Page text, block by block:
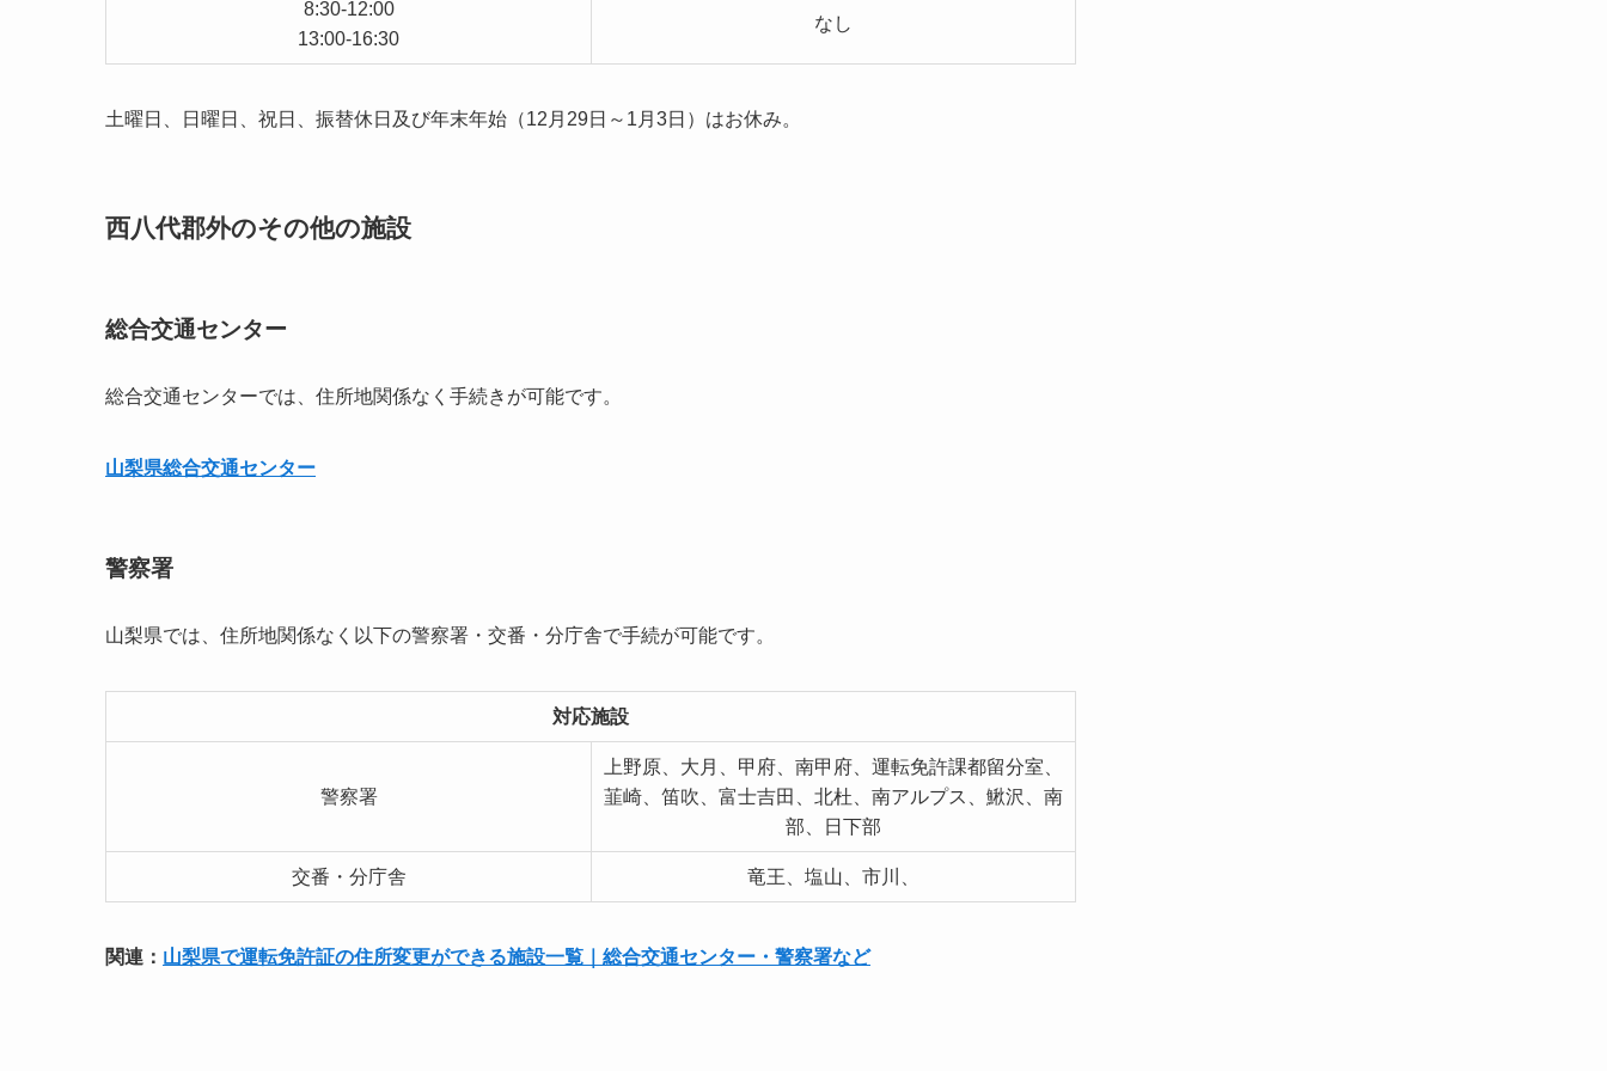
8:30-12:00
13:00-16:30
なし
土曜日、日曜日、祝日、振替休日及び年末年始（12月29日～1月3日）はお休み。
西八代郡外のその他の施設
総合交通センター
総合交通センターでは、住所地関係なく手続きが可能です。
山梨県総合交通センター
警察署
山梨県では、住所地関係なく以下の警察署・交番・分庁舎で手続が可能です。
対応施設
警察署
上野原、大月、甲府、南甲府、運転免許課都留分室、
韮崎、笛吹、富士吉田、北杜、南アルプス、鰍沢、南
部、日下部
交番・分庁舎 竜王、塩山、市川、
関連： 山梨県で運転免許証の住所変更ができる施設一覧｜総合交通センター・警察署など